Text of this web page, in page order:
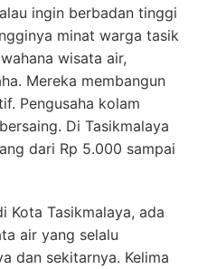
ingin berbadan tinggi
minat warga tasik
wisata air,
Mereka membangun
Pengusaha kolam
Di Tasikmalaya
dari Rp 5.000 sampai
Kota Tasikmalaya, ada
air yang selalu
dan sekitarnya. Kelima